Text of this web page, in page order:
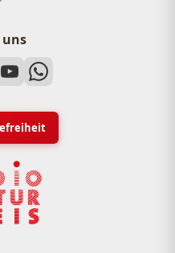
uns